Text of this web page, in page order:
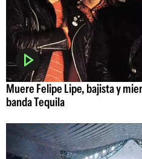
Muere Felipe Lipe, bajista y
banda Tequila